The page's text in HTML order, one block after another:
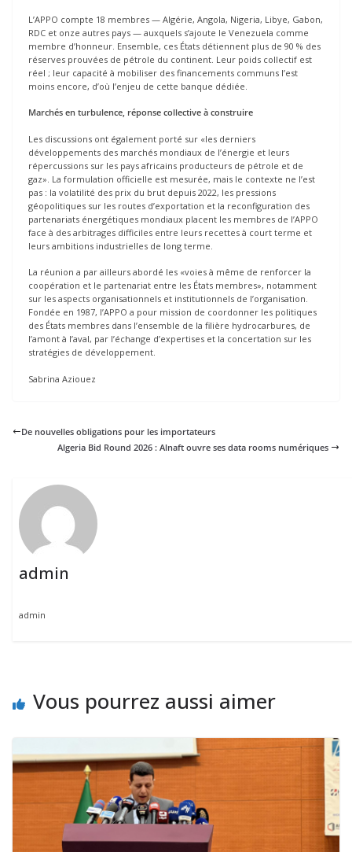
L’APPO compte 18 membres — Algérie, Angola, Nigeria, Libye, Gabon,
RDC et onze autres pays — auxquels s’ajoute le Venezuela comme
membre d’honneur. Ensemble, ces États détiennent plus de 90 % des
réserves prouvées de pétrole du continent. Leur poids collectif est
réel ; leur capacité à mobiliser des financements communs l’est
moins encore, d’où l’enjeu de cette banque dédiée.
Marchés en turbulence, réponse collective à construire
Les discussions ont également porté sur «les derniers
développements des marchés mondiaux de l’énergie et leurs
répercussions sur les pays africains producteurs de pétrole et de
gaz». La formulation officielle est mesurée, mais le contexte ne l’est
pas : la volatilité des prix du brut depuis 2022, les pressions
géopolitiques sur les routes d’exportation et la reconfiguration des
partenariats énergétiques mondiaux placent les membres de l’APPO
face à des arbitrages difficiles entre leurs recettes à court terme et
leurs ambitions industrielles de long terme.
La réunion a par ailleurs abordé les «voies à même de renforcer la
coopération et le partenariat entre les États membres», notamment
sur les aspects organisationnels et institutionnels de l’organisation.
Fondée en 1987, l’APPO a pour mission de coordonner les politiques
des États membres dans l’ensemble de la filière hydrocarbures, de
l’amont à l’aval, par l’échange d’expertises et la concertation sur les
stratégies de développement.
Sabrina Aziouez
De nouvelles obligations pour les importateurs
Algeria Bid Round 2026 : Alnaft ouvre ses data rooms numériques
admin
admin
Vous pourrez aussi aimer